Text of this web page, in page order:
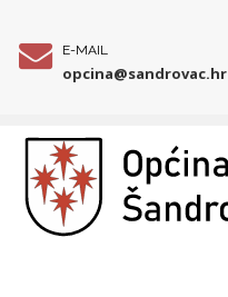
E-MAIL
opcina@sandrovac.hr